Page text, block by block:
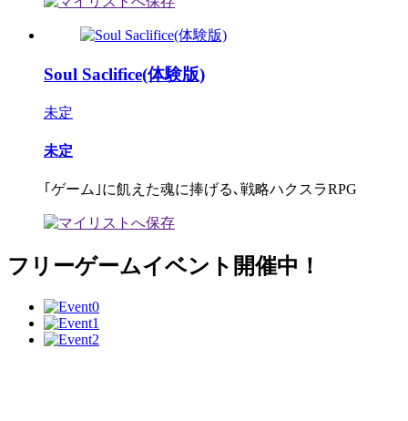
Soul Saclifice(体験版)
未定
未定
｢ゲーム｣に飢えた魂に捧げる､戦略ハクスラRPG
フリーゲームイベント開催中！